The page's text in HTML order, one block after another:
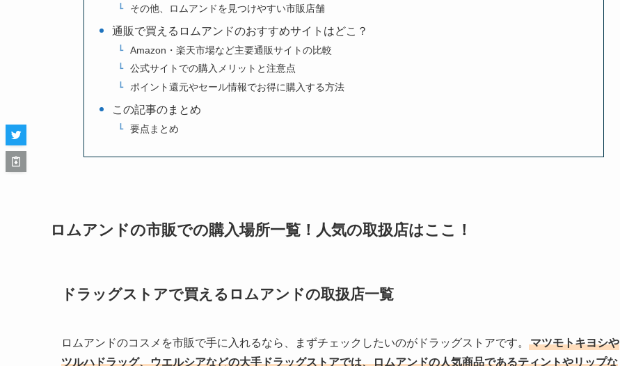
その他、ロムアンドを見つけやすい市販店舗
通販で買えるロムアンドのおすすめサイトはどこ？
Amazon・楽天市場など主要通販サイトの比較
公式サイトでの購入メリットと注意点
ポイント還元やセール情報でお得に購入する方法
この記事のまとめ
要点まとめ
ロムアンドの市販での購入場所一覧！人気の取扱店はここ！
ドラッグストアで買えるロムアンドの取扱店一覧
ロムアンドのコスメを市販で手に入れるなら、まずチェックしたいのがドラッグストアです。
マツモトキヨシや
ツルハドラッグ、ウエルシアなどの大手ドラッグストアでは、ロムアンドの人気商品であるティントやリップな